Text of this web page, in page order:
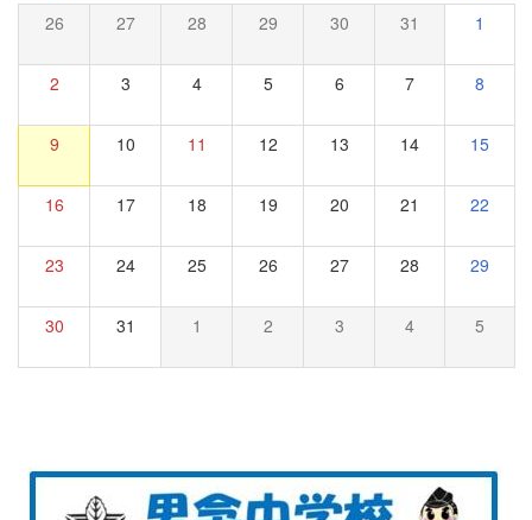
26 27 28 29 30 31 1
2 3 4 5 6 7 8
9 10 11 12 13 14 15
16 17 18 19 20 21 22
23 24 25 26 27 28 29
30 31 1 2 3 4 5